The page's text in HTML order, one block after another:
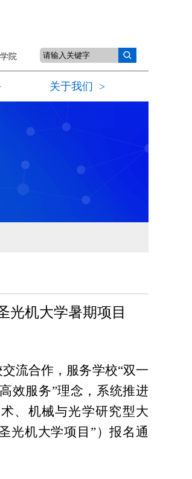
院
关于我们 >
光机大学暑期项目
流合作，服务学校“双一
效服务”理念，系统推进
、机械与光学研究型大
光机大学项目”）报名通